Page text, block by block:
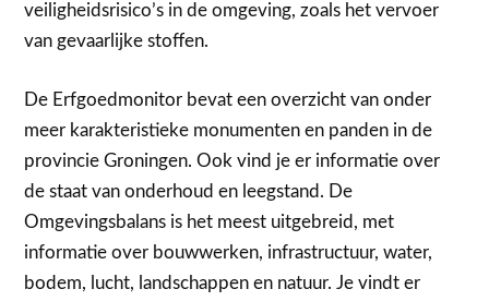
veiligheidsrisico’s in de omgeving, zoals het vervoer
van gevaarlijke stoffen.
De Erfgoedmonitor bevat een overzicht van onder
meer karakteristieke monumenten en panden in de
provincie Groningen. Ook vind je er informatie over
de staat van onderhoud en leegstand. De
Omgevingsbalans is het meest uitgebreid, met
informatie over bouwwerken, infrastructuur, water,
bodem, lucht, landschappen en natuur. Je vindt er